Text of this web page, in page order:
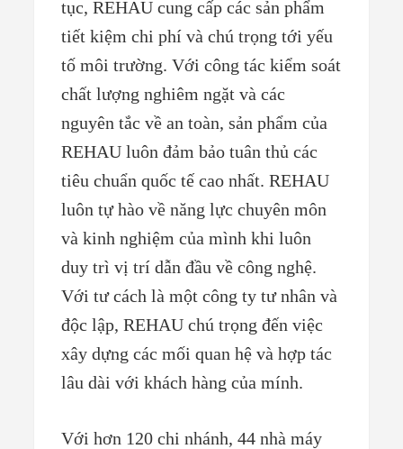
tục, REHAU cung cấp các sản phẩm
tiết kiệm chi phí và chú trọng tới yếu
tố môi trường. Với công tác kiểm soát
chất lượng nghiêm ngặt và các
nguyên tắc về an toàn, sản phẩm của
REHAU luôn đảm bảo tuân thủ các
tiêu chuẩn quốc tế cao nhất. REHAU
luôn tự hào về năng lực chuyên môn
và kinh nghiệm của mình khi luôn
duy trì vị trí dẫn đầu về công nghệ.
Với tư cách là một công ty tư nhân và
độc lập, REHAU chú trọng đến việc
xây dựng các mối quan hệ và hợp tác
lâu dài với khách hàng của mính.
Với hơn 120 chi nhánh, 44 nhà máy